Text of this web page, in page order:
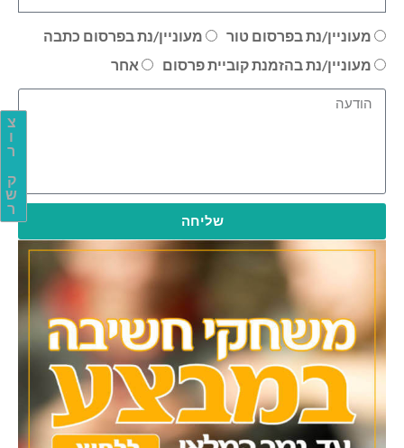
צ
ו
ר
ק
ש
ר
מעוניין/נת בפרסום טור
מעוניין/נת בפרסום כתבה
מעוניין/נת בהזמנת קוביית פרסום
אחר
שליחה